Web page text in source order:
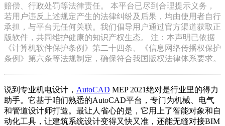
赔偿、行政处罚等法律责任。 本平台已尽到合理提示义务，
若用户违反上述规定产生的法律纠纷及后果，均由使用者自行
承担，与平台无任何关联。我们倡导用户通过官方渠道获取正
版软件，共同维护健康的知识产权生态。 注：本声明已依据
《计算机软件保护条例》第二十四条、《信息网络传播权保护
条例》第六条等法规制定，确保符合我国版权法律体系要求。
说到专业机电设计， AutoCAD MEP 2021绝对是行业里的得力
助手。它基于咱们熟悉的AutoCAD平台，专门为机械、电气
和管道设计师打造。最让人省心的是，它用上了智能对象和自
动化工具，让建筑系统设计变得又快又准，还能无缝对接BIM